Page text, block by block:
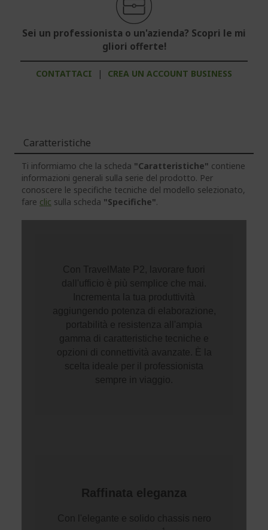
Sei un professionista o un'azienda? Scopri le mi
gliori offerte!
CONTATTACI | CREA UN ACCOUNT BUSINESS
Caratteristiche
Ti informiamo che la scheda "Caratteristiche" contiene
informazioni generali sulla serie del prodotto. Per
conoscere le specifiche tecniche del modello selezionato,
fare clic sulla scheda "Specifiche".